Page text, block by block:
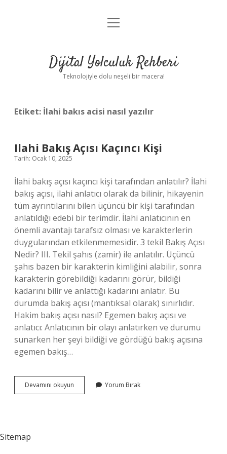
Anasayfa
Yasal Uyarı
menüyü
Dijital Yolculuk Rehberi
Teknolojiyle dolu neşeli bir macera!
Etiket: İlahi bakıs acisi nasıl yazılır
Ilahi Bakış Açısı Kaçıncı Kişi
Tarih: Ocak 10, 2025
İlahi bakış açısı kaçıncı kişi tarafından anlatılır? İlahi
bakış açısı, ilahi anlatıcı olarak da bilinir, hikayenin
tüm ayrıntılarını bilen üçüncü bir kişi tarafından
anlatıldığı edebi bir terimdir. İlahi anlatıcının en
önemli avantajı tarafsız olması ve karakterlerin
duygularından etkilenmemesidir. 3 tekil Bakış Açısı
Nedir? III. Tekil şahıs (zamir) ile anlatılır. Üçüncü
şahıs bazen bir karakterin kimliğini alabilir, sonra
karakterin görebildiği kadarını görür, bildiği
kadarını bilir ve anlattığı kadarını anlatır. Bu
durumda bakış açısı (mantıksal olarak) sınırlıdır.
Hakim bakış açısı nasıl? Egemen bakış açısı ve
anlatıcı: Anlatıcının bir olayı anlatırken ve durumu
sunarken her şeyi bildiği ve gördüğü bakış açısına
egemen bakış…
Devamını okuyun
Bakış
Yorum Bırak
Sitemap